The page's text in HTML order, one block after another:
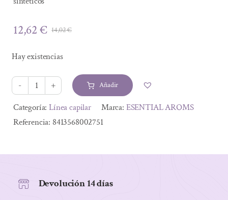
14,02€El
era:
14,02 €.
12,62€
El
es:
12,62 €.
Hay existencias
CHAMPU
ROSA
MOSQUETA
Añadir
Alternative:
Categoría:Línea capilar Marca: ESENTIAL AROMS
Referencia: 8413568002751
Devolución 14 días